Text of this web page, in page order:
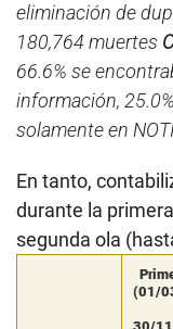
eliminación de
180,764 muertes
66.6% se
información,
solamente en NOTI
En tanto,
durante la
segunda ola
(01/